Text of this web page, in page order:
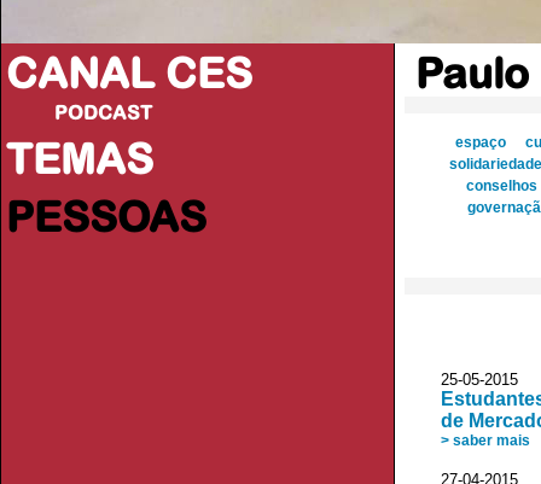
CANAL CES
PODCAST
TEMAS
PESSOAS
espaço
solidariedade
conselhos
25-05-
de
> saber mais
27-04-